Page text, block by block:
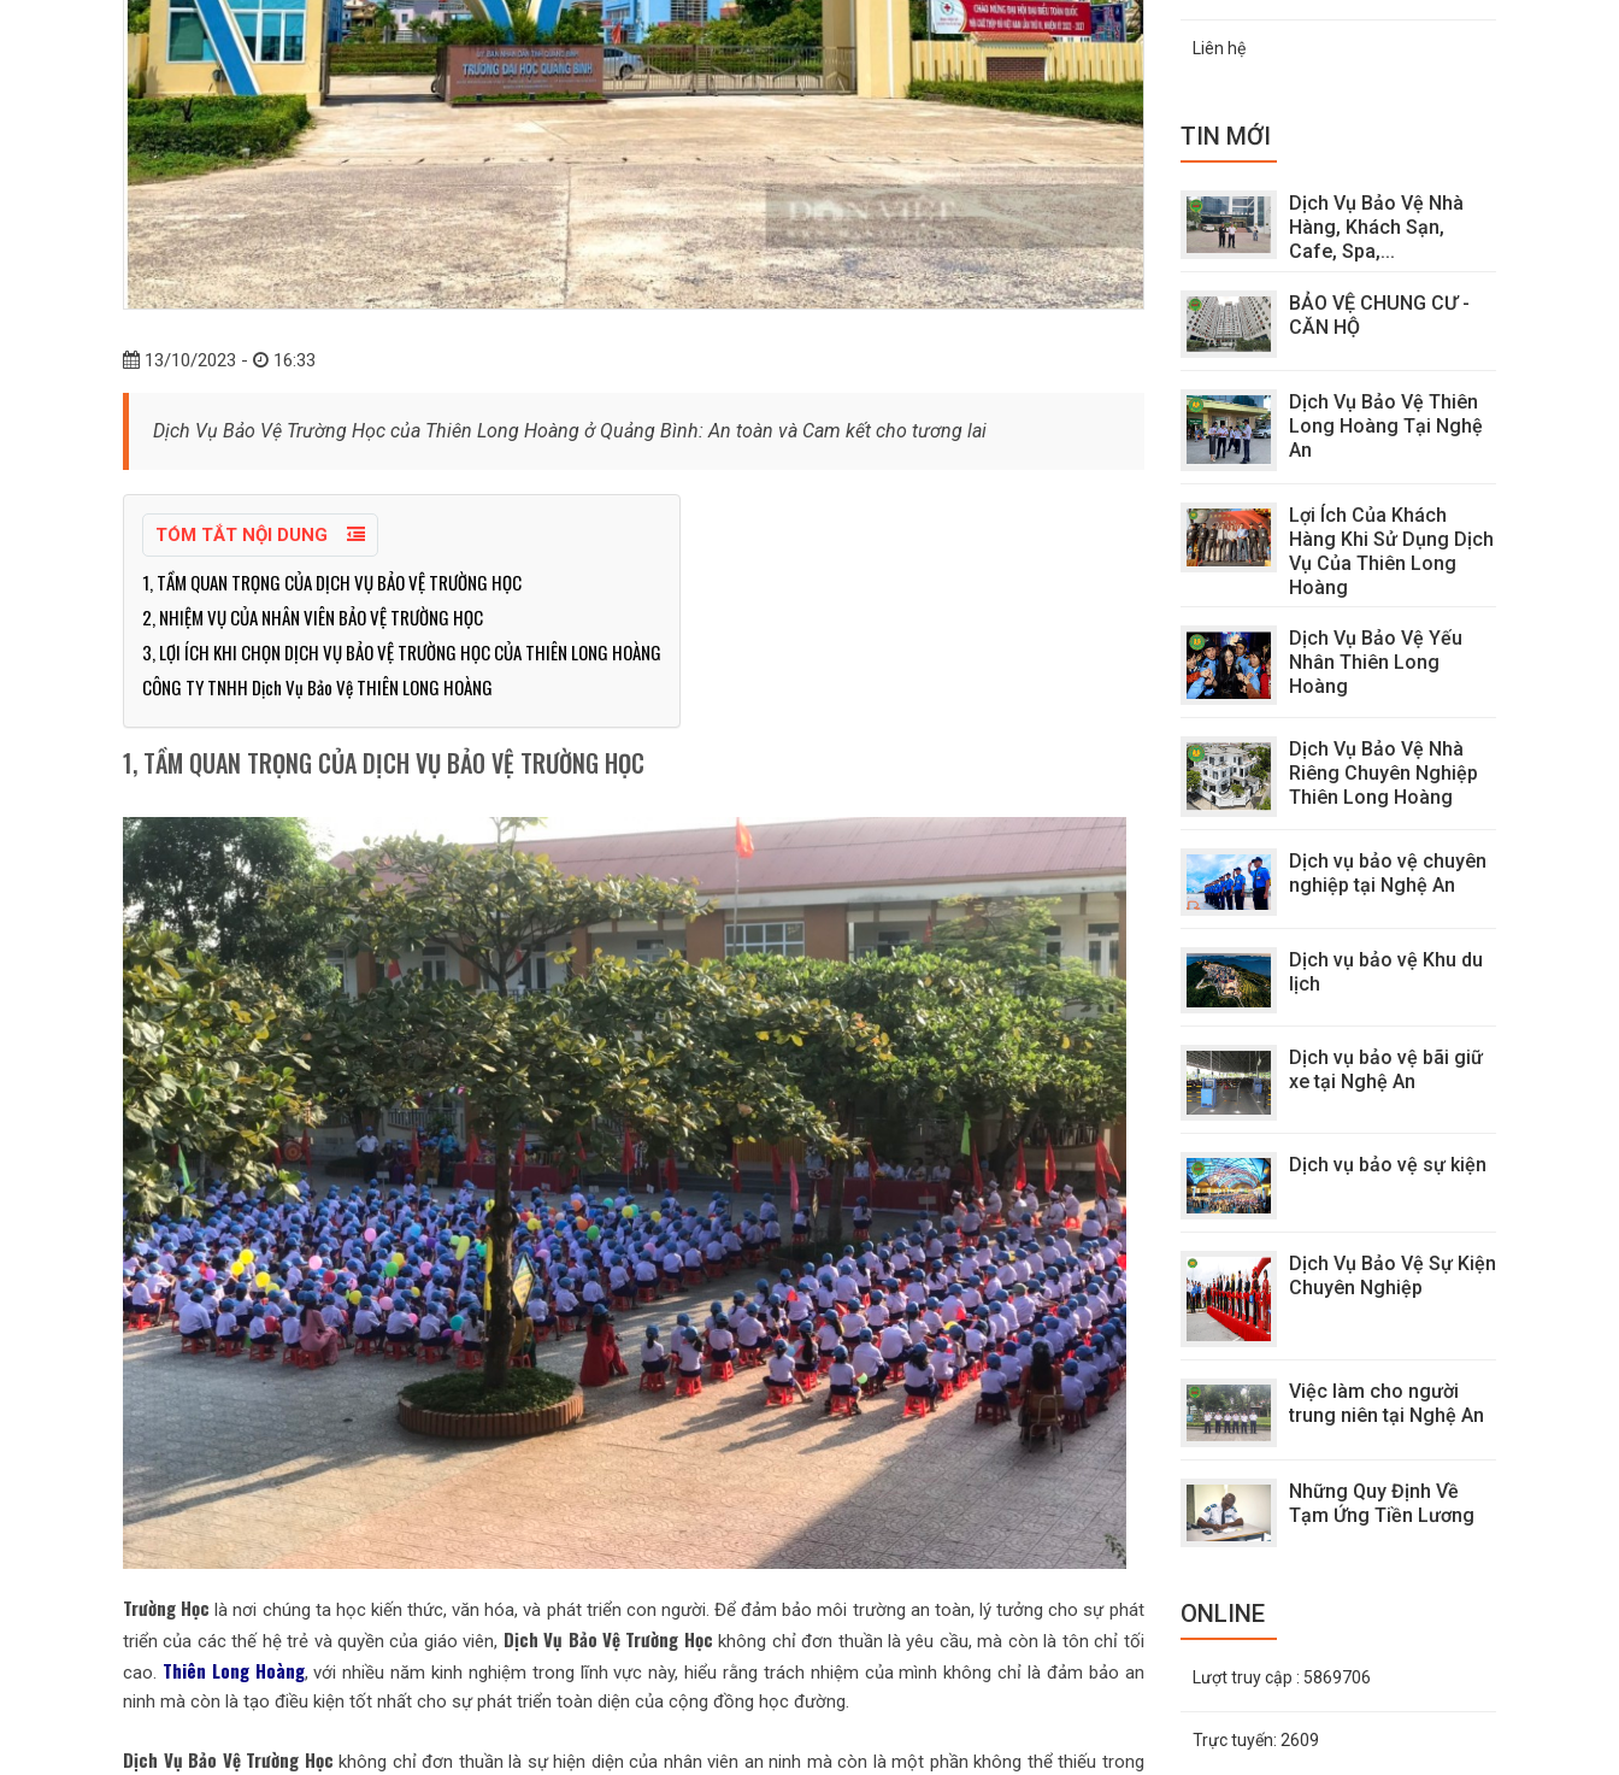
13/10/2023 - 16:33
Dịch Vụ Bảo Vệ Trường Học của Thiên Long Hoàng ở Quảng Bình: An toàn và Cam kết cho tương lai
TÓM TẮT NỘI DUNG
1, TẦM QUAN TRỌNG CỦA DỊCH VỤ BẢO VỆ TRƯỜNG HỌC
2, NHIỆM VỤ CỦA NHÂN VIÊN BẢO VỆ TRƯỜNG HỌC
3, LỢI ÍCH KHI CHỌN DỊCH VỤ BẢO VỆ TRƯỜNG HỌC CỦA THIÊN LONG HOÀNG
CÔNG TY TNHH Dịch Vụ Bảo Vệ THIÊN LONG HOÀNG
1, TẦM QUAN TRỌNG CỦA DỊCH VỤ BẢO VỆ TRƯỜNG HỌC
Trường Họclà nơi chúng ta học kiến thức, văn hóa, và phát triển con người. Để đảm bảo môi trường an toàn, lý tưởng cho sự phát
triển của các thế hệ trẻ và quyền của giáo viên, Dịch Vụ Bảo Vệ Trường Học không chỉ đơn thuần là yêu cầu, mà còn là tôn chỉ tối
cao. Thiên Long Hoàng, với nhiều năm kinh nghiệm trong lĩnh vực này, hiểu rằng trách nhiệm của mình không chỉ là đảm bảo an
ninh mà còn là tạo điều kiện tốt nhất cho sự phát triển toàn diện của cộng đồng học đường.
Dịch Vụ Bảo Vệ Trường Học không chỉ đơn thuần là sự hiện diện của nhân viên an ninh mà còn là một phần không thể thiếu trong
Liên hệ
TIN MỚI
Dịch Vụ Bảo Vệ Nhà
Hàng, Khách Sạn,
Cafe, Spa,...
BẢO VỆ CHUNG CƯ -
CĂN HỘ
Dịch Vụ Bảo Vệ Thiên
Long Hoàng Tại Nghệ
An
Lợi Ích Của Khách
Hàng Khi Sử Dụng Dịch
Vụ Của Thiên Long
Hoàng
Dịch Vụ Bảo Vệ Yếu
Nhân Thiên Long
Hoàng
Dịch Vụ Bảo Vệ Nhà
Riêng Chuyên Nghiệp
Thiên Long Hoàng
Dịch vụ bảo vệ chuyên
nghiệp tại Nghệ An
Dịch vụ bảo vệ Khu du
lịch
Dịch vụ bảo vệ bãi giữ
xe tại Nghệ An
Dịch vụ bảo vệ sự kiện
Dịch Vụ Bảo Vệ Sự Kiện
Chuyên Nghiệp
Việc làm cho người
trung niên tại Nghệ An
Những Quy Định Về
Tạm Ứng Tiền Lương
ONLINE
Lượt truy cập : 5869706
Trực tuyến: 2609